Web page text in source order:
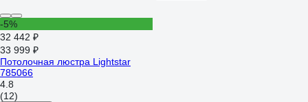
-5%
32 442 ₽
33 999 ₽
Потолочная люстра Lightstar
785066
4.8
(12)